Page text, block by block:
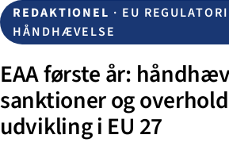
REDAKTIONEL · EU
HÅNDHÆVELSE
EAA første år:
sanktioner og
udvikling i EU 27